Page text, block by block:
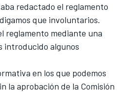
redactado el reglamento
que involuntarios.
reglamento mediante una
introducido algunos
en los que podemos
la aprobación de la Comisión